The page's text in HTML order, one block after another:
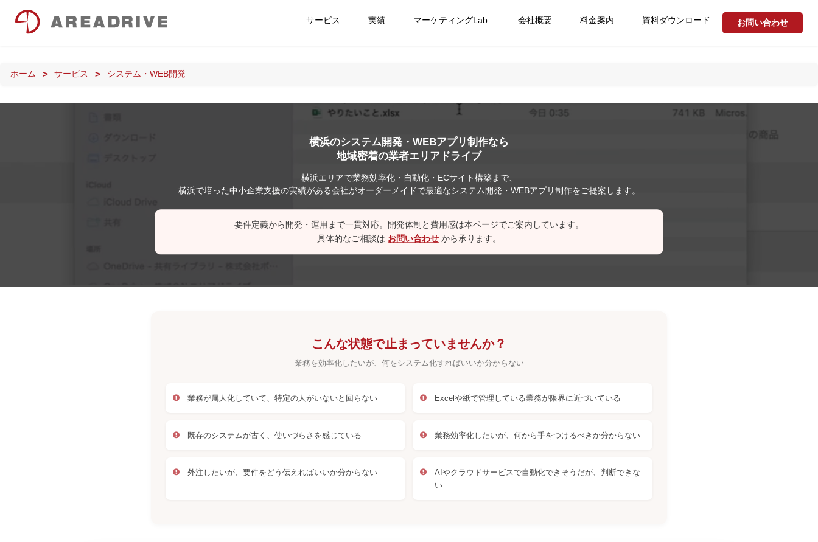
サービス 実績 マーケティングLab. 会社概要 料金案内 資料ダウンロード お問い合わせ
ホーム サービス システム・WEB開発
横浜のシステム開発・WEBアプリ制作なら
地域密着の業者エリアドライブ
横浜エリアで業務効率化・自動化・ECサイト構築まで、
横浜で培った中小企業支援の実績がある会社がオーダーメイドで最適なシステム開発・WEBアプリ制作をご提案します。
要件定義から開発・運用まで一貫対応。開発体制と費用感は本ページでご案内しています。
具体的なご相談は お問い合わせ から承ります。
こんな状態で止まっていませんか？
業務を効率化したいが、何をシステム化すればいいか分からない
業務が属人化していて、特定の人がいないと回らない Excelや紙で管理している業務が限界に近づいている
既存のシステムが古く、使いづらさを感じている 業務効率化したいが、何から手をつけるべきか分からない
外注したいが、要件をどう伝えればいいか分からない
AIやクラウドサービスで自動化できそうだが、判断できな
い